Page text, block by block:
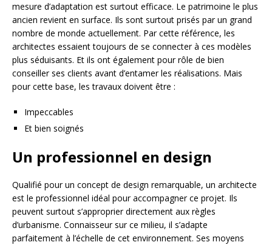
mesure d’adaptation est surtout efficace. Le patrimoine le plus
ancien revient en surface. Ils sont surtout prisés par un grand
nombre de monde actuellement. Par cette référence, les
architectes essaient toujours de se connecter à ces modèles
plus séduisants. Et ils ont également pour rôle de bien
conseiller ses clients avant d’entamer les réalisations. Mais
pour cette base, les travaux doivent être :
Impeccables
Et bien soignés
Un professionnel en design
Qualifié pour un concept de design remarquable, un architecte
est le professionnel idéal pour accompagner ce projet. Ils
peuvent surtout s’approprier directement aux règles
d’urbanisme. Connaisseur sur ce milieu, il s’adapte
parfaitement à l’échelle de cet environnement. Ses moyens